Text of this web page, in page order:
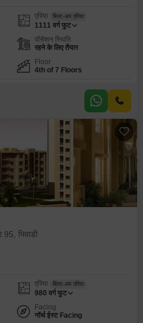
एरिया बिल्ट-अप एरिया
1111 वर्ग फुट
पॉसेशन स्थिति
रहने के लिए तैयार
Floor
4th of 7 Floors
भिवाडी
एरिया बिल्ट-अप एरिया
980 वर्ग फुट
Facing
नॉर्थ ईस्ट Facing